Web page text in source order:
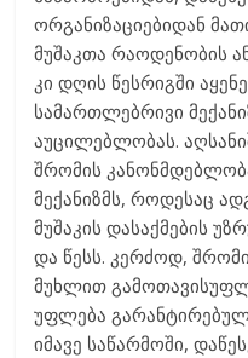
ორგანიზაციებიდან
მუშაკთა რაოდენობის
კი დღის წესრიგში
სამართლებრივი
აუცილებლობას.
შრომის
მექანიზმს, როდესაც
მუშაკის დასაქმების
და წესს. კერძოდ,
მუხლით
უფლება
იმავე საწარმოში,